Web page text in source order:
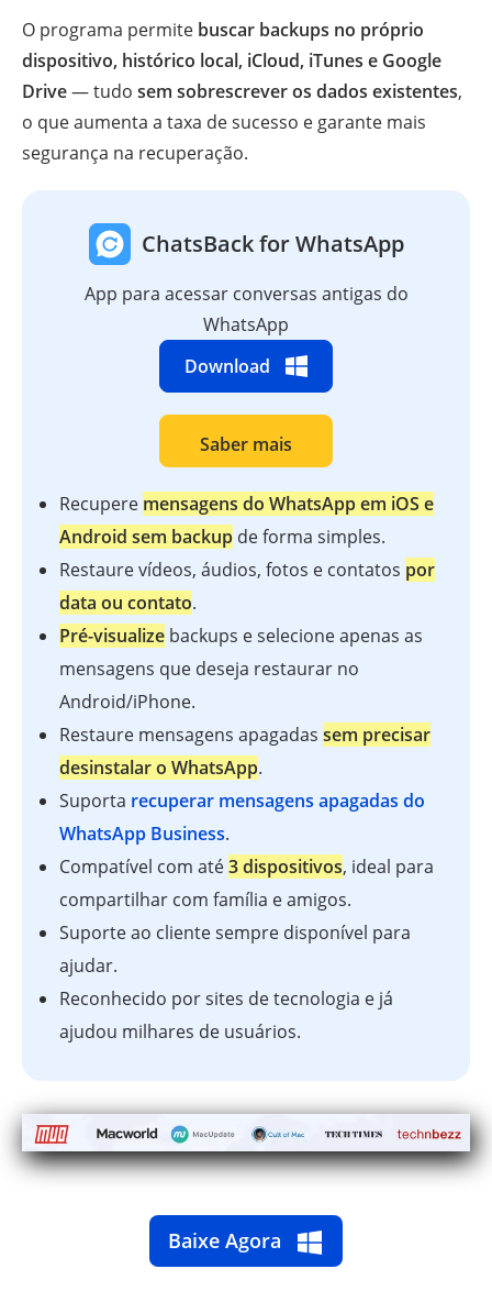
O programa permite buscar backups no próprio
dispositivo, histórico local, iCloud, iTunes e Google
Drive— tudo sem sobrescrever os dados existentes,
o que aumenta a taxa de sucesso e garante mais
segurança na recuperação.
ChatsBack for WhatsApp
App para acessar conversas antigas do
WhatsApp
Download
Saber mais
Recupere mensagens do WhatsApp em iOS e
Android sem backup de forma simples.
Restaure vídeos, áudios, fotos e contatos por
data ou contato.
Pré-visualize backups e selecione apenas as
mensagens que deseja restaurar no
Android/iPhone.
Restaure mensagens apagadas sem precisar
desinstalar o WhatsApp.
Suporta recuperar mensagens apagadas do
WhatsApp Business.
Compatível com até3 dispositivos, ideal para
compartilhar com família e amigos.
Suporte ao cliente sempre disponível para
ajudar.
Reconhecido por sites de tecnologia e já
ajudou milhares de usuários.
Baixe Agora